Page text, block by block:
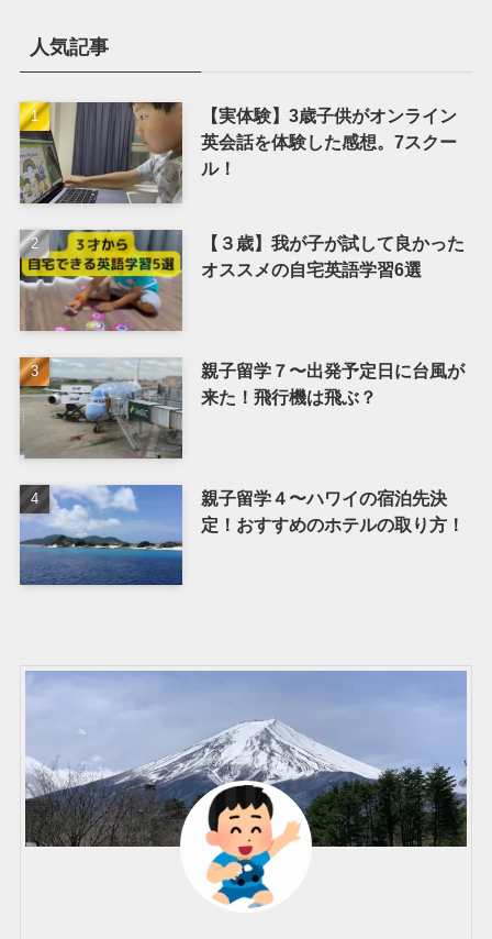
人気記事
【実体験】3歳子供がオンライン
英会話を体験した感想。7スクー
ル！
【３歳】我が子が試して良かった
オススメの自宅英語学習6選
親子留学７〜出発予定日に台風が
来た！飛行機は飛ぶ？
親子留学４〜ハワイの宿泊先決
定！おすすめのホテルの取り方！